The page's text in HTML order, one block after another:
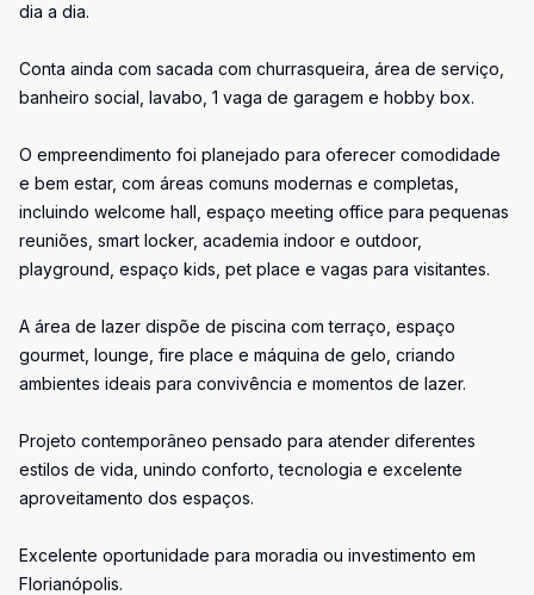
dia a dia.
Conta ainda com sacada com churrasqueira, área de serviço,
banheiro social, lavabo, 1 vaga de garagem e hobby box.
O empreendimento foi planejado para oferecer comodidade
e bem estar, com áreas comuns modernas e completas,
incluindo welcome hall, espaço meeting office para pequenas
reuniões, smart locker, academia indoor e outdoor,
playground, espaço kids, pet place e vagas para visitantes.
A área de lazer dispõe de piscina com terraço, espaço
gourmet, lounge, fire place e máquina de gelo, criando
ambientes ideais para convivência e momentos de lazer.
Projeto contemporâneo pensado para atender diferentes
estilos de vida, unindo conforto, tecnologia e excelente
aproveitamento dos espaços.
Excelente oportunidade para moradia ou investimento em
Florianópolis.